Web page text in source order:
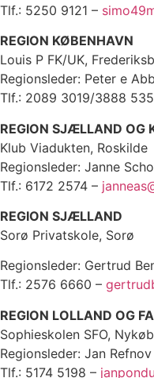
Tlf.: 5250 9121 –
REGION KØBENHAVN
Louis P FK/UK,
Regionsleder: Peter e
Tlf.: 2089 3019/3888
REGION SJÆLLAND OG
Klub Viadukten, Roskilde
Regionsleder: Janne
Tlf.: 6172 2574 –
REGION SJÆLLAND
Sorø Privatskole, Sorø
Regionsleder: Gertrud
Tlf.: 2576 6660 –
REGION LOLLAND OG
Sophieskolen SFO,
Regionsleder: Jan
Tlf.: 5174 5198 –